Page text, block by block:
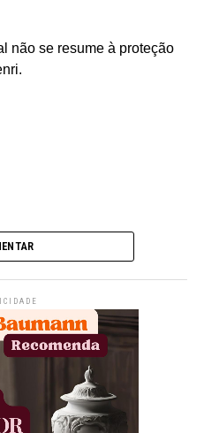
não se resume à proteção